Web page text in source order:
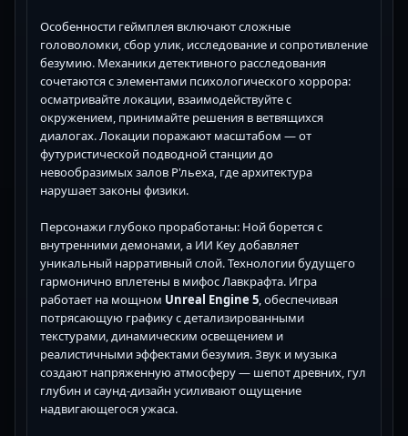
Особенности геймплея включают сложные
головоломки, сбор улик, исследование и сопротивление
безумию. Механики детективного расследования
сочетаются с элементами психологического хоррора:
осматривайте локации, взаимодействуйте с
окружением, принимайте решения в ветвящихся
диалогах. Локации поражают масштабом — от
футуристической подводной станции до
невообразимых залов Р'льеха, где архитектура
нарушает законы физики.
Персонажи глубоко проработаны: Ной борется с
внутренними демонами, а ИИ Key добавляет
уникальный нарративный слой. Технологии будущего
гармонично вплетены в мифос Лавкрафта. Игра
работает на мощном Unreal Engine 5, обеспечивая
потрясающую графику с детализированными
текстурами, динамическим освещением и
реалистичными эффектами безумия. Звук и музыка
создают напряженную атмосферу — шепот древних, гул
глубин и саунд-дизайн усиливают ощущение
надвигающегося ужаса.